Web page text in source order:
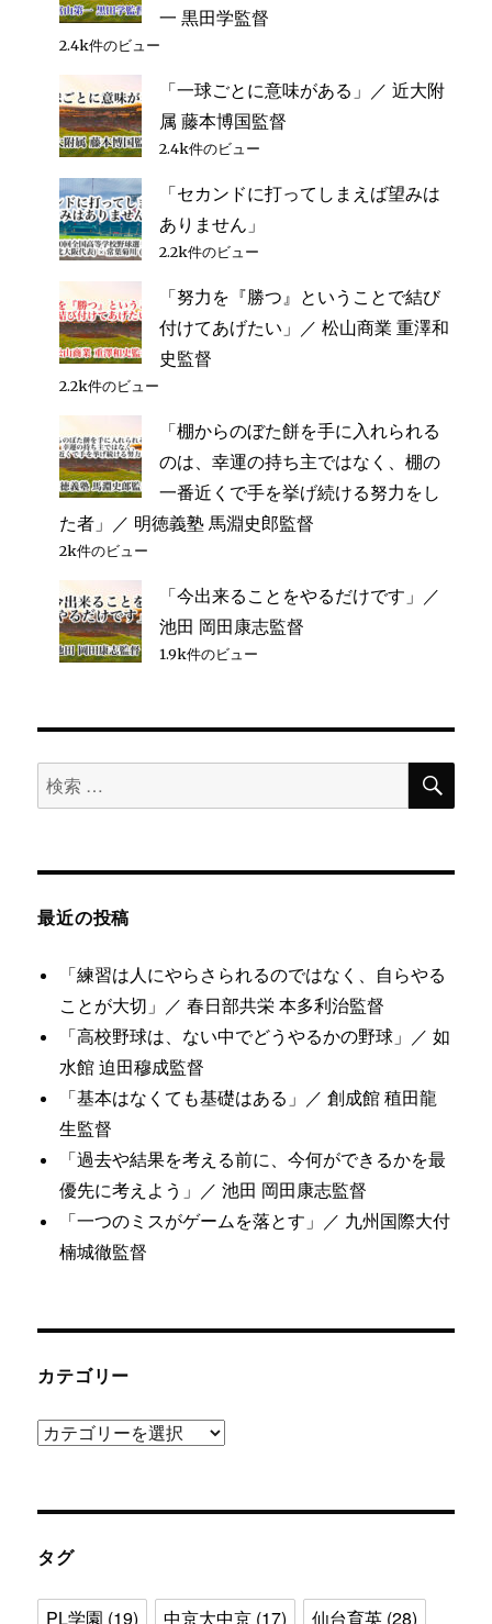
一 黒田学監督
2.4k件のビュー
「一球ごとに意味がある」／ 近大附
属 藤本博国監督
2.4k件のビュー
「セカンドに打ってしまえば望みは
ありません」
2.2k件のビュー
「努力を『勝つ』ということで結び
付けてあげたい」／ 松山商業 重澤和
史監督
2.2k件のビュー
「棚からのぼた餅を手に入れられる
のは、幸運の持ち主ではなく、棚の
一番近くで手を挙げ続ける努力をし
た者」／ 明徳義塾 馬淵史郎監督
2k件のビュー
「今出来ることをやるだけです」／
池田 岡田康志監督
1.9k件のビュー
検
索
象:
検
最近の投稿
「練習は人にやらさられるのではなく、自らやる
ことが大切」／ 春日部共栄 本多利治監督
「高校野球は、ない中でどうやるかの野球」／ 如
水館 迫田穆成監督
「基本はなくても基礎はある」／ 創成館 稙田龍
生監督
「過去や結果を考える前に、今何ができるかを最
優先に考えよう」／ 池田 岡田康志監督
「一つのミスがゲームを落とす」／ 九州国際大付
楠城徹監督
カテゴリー
カ
ー
タグ
PL学園 (19) 中京大中京 (17) 仙台育英 (28)